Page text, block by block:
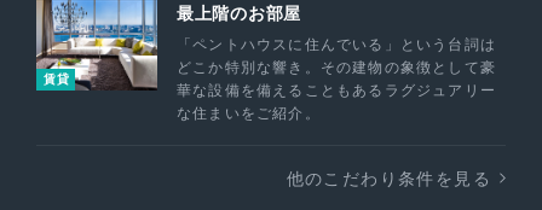
賃貸
最上階のお部屋
「ペントハウスに住んでいる」という台詞は
どこか特別な響き。その建物の象徴として豪
華な設備を備えることもあるラグジュアリー
な住まいをご紹介。
他のこだわり条件を見る